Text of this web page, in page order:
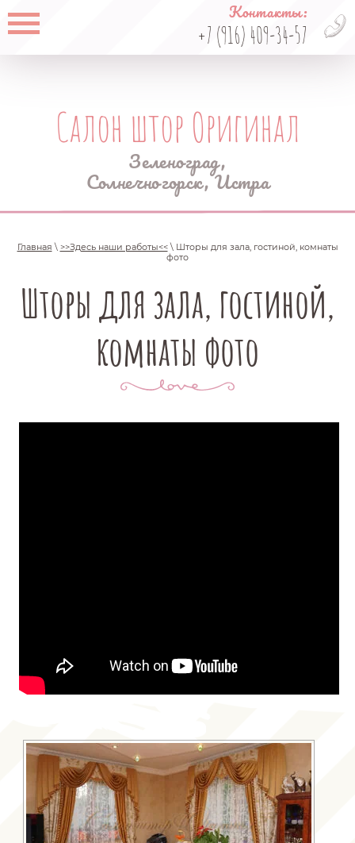
Контакты:
+7 (916) 409-34-57
Салон штор Оригинал
Зеленоград,
Солнечногорск, Истра
Главная \ >>Здесь наши работы<<\ Шторы для зала, гостиной, комнаты
фото
Шторы для зала, гостиной,
комнаты фото